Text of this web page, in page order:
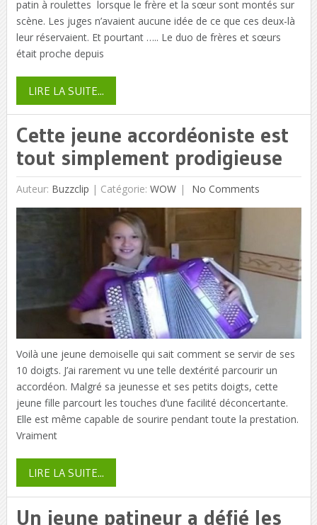
patin à roulettes lorsque le frère et la sœur sont montés sur
scène. Les juges n’avaient aucune idée de ce que ces deux-là
leur réservaient. Et pourtant ….. Le duo de frères et sœurs
était proche depuis
LIRE LA SUITE...
Cette jeune accordéoniste est
tout simplement prodigieuse
Auteur: Buzzclip | Catégorie: WOW No Comments
Voilà une jeune demoiselle qui sait comment se servir de ses
10 doigts. J’ai rarement vu une telle dextérité parcourir un
accordéon. Malgré sa jeunesse et ses petits doigts, cette
jeune fille parcourt les touches d’une facilité déconcertante.
Elle est même capable de sourire pendant toute la prestation.
Vraiment
LIRE LA SUITE...
Un jeune patineur a défié les